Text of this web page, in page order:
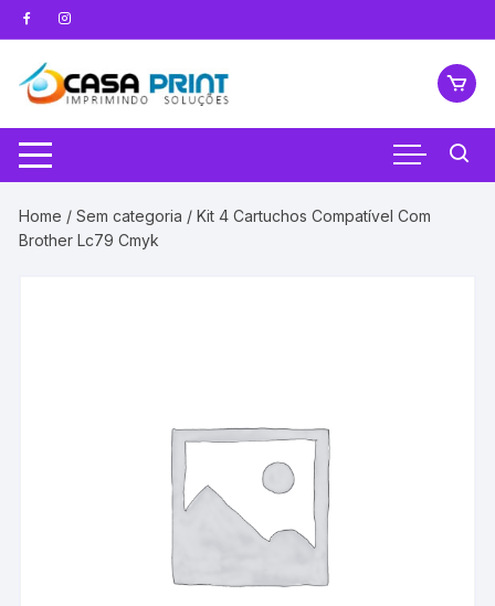
Pular
para
conteúdo
Home /Sem categoria / Kit 4 Cartuchos Compatível Com
Brother Lc79 Cmyk